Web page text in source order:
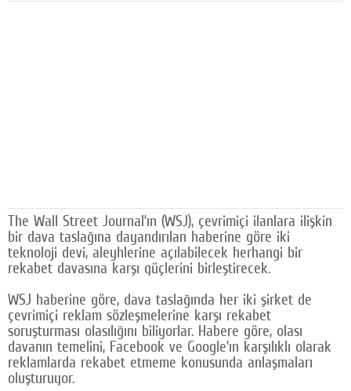
Künye
SOSYAL MEDYA
Twitter
Google Plus
© 2026 TÜM HAKLARI SAKLIDIR
The Wall Street Journal’ın (WSJ), çevrimiçi ilanlara ilişkin
bir dava taslağına dayandırılan haberine göre iki
teknoloji devi, aleyhlerine açılabilecek herhangi bir
rekabet davasına karşı güçlerini birleştirecek.
WSJ haberine göre, dava taslağında her iki şirket de
çevrimiçi reklam sözleşmelerine karşı rekabet
soruşturması olasılığını biliyorlar. Habere göre, olası
davanın temelini, Facebook ve Google’ın karşılıklı olarak
reklamlarda rekabet etmeme konusunda anlaşmaları
oluşturuyor.